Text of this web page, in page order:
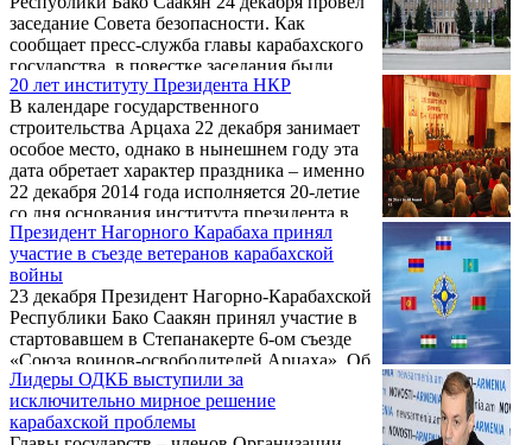
заседание Совета безопасности. Как
сообщает пресс-служба главы карабахского
государства, в повестке заседания были
вопросы, касающиеся мероприятий по
организации боевого дежурства и
совершенствования инженерных
сооружений, хода и результатов
Телемарафона-2014 и намеченных к
реализации мероприятий.
20 лет институту Президента НКР
В календаре государственного
строительства Арцаха 22 декабря занимает
особое место, однако в нынешнем году эта
дата обретает характер праздника – именно
22 декабря 2014 года исполняется 20-летие
со дня основания института президента в
НКР.
Президент Нагорного Карабаха принял
участие в съезде ветеранов карабахской
войны
23 декабря Президент Нагорно-Карабахской
Республики Бако Саакян принял участие в
стартовавшем в Степанакерте 6-ом съезде
«Союза воинов-освободителей Арцаха». Об
этом ИА REGNUM сообщили в пресс-
службе главы НКР.
Лидеры ОДКБ выступили за
исключительно мирное решение
карабахской проблемы